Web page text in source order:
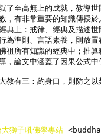
了至高無上的成就，教導
，有非常重要的知識傳授
典上：戒律、經典及描述
為準則、言語素養，則放
祖所有知識的經典中；推
，論文中涵蓋了因果公式中
教有三：約身口，則防之
大獅子吼佛學專站